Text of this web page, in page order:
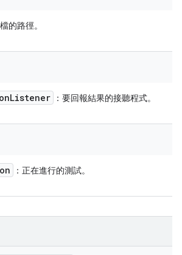
的路徑。
Listener ：要回報結果的接聽程式。
：正在進行的測試。